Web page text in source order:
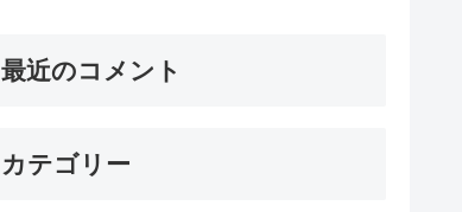
最近のコメント
カテゴリー